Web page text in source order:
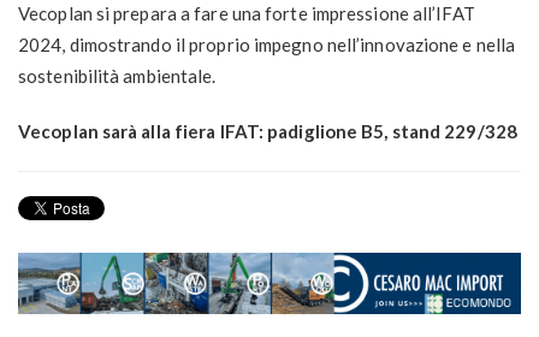
Vecoplan si prepara a fare una forte impressione all’IFAT
2024, dimostrando il proprio impegno nell’innovazione e nella
sostenibilità ambientale.
Vecoplan sarà alla fiera IFAT: padiglione B5, stand 229/328